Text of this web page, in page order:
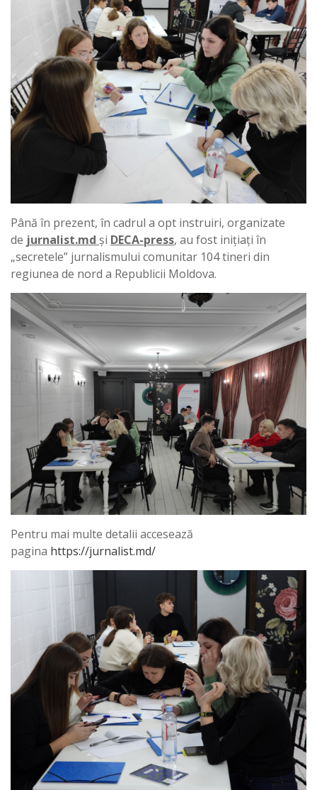
Până în prezent, în cadrul a opt instruiri, organizate
de jurnalist.md și DECA-press, au fost inițiați în
„secretele” jurnalismului comunitar 104 tineri din
regiunea de nord a Republicii Moldova.
Pentru mai multe detalii accesează
pagina https://jurnalist.md/